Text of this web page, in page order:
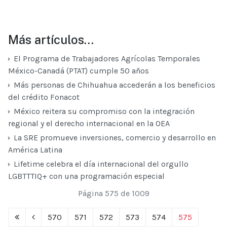
Más artículos…
El Programa de Trabajadores Agrícolas Temporales
México-Canadá (PTAT) cumple 50 años
Más personas de Chihuahua accederán a los beneficios
del crédito Fonacot
México reitera su compromiso con la integración
regional y el derecho internacional en la OEA
La SRE promueve inversiones, comercio y desarrollo en
América Latina
Lifetime celebra el día internacional del orgullo
LGBTTTIQ+ con una programación especial
Página 575 de 1009
570 571 572 573 574
575